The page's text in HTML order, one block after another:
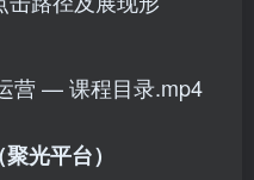
营 — 课程目录.mp4
光平台）